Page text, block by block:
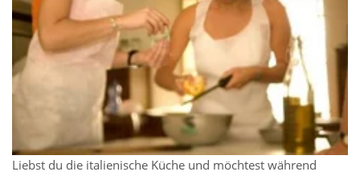
Liebst du die italienische Küche und möchtest während